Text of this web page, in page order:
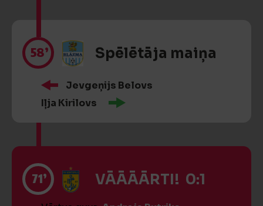
58’ Spēlētāja maiņa
Jevgeņijs Belovs
Iļja Kirilovs
71’ VĀĀĀĀRTI! 0:1